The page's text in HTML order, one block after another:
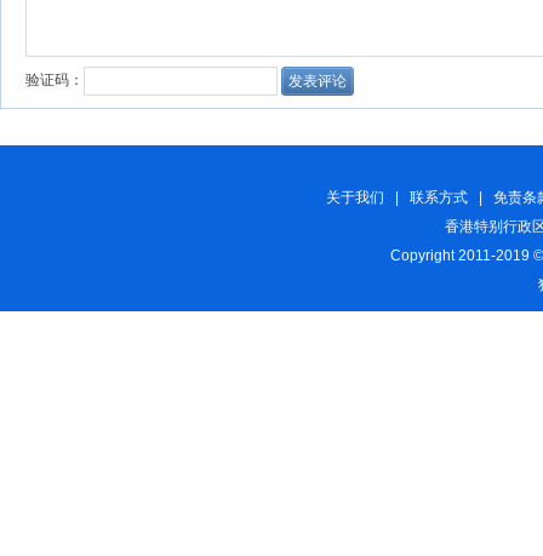
关于我们 | 联系方式 |
免责条
香港特别行政
Copyright 2011-2019